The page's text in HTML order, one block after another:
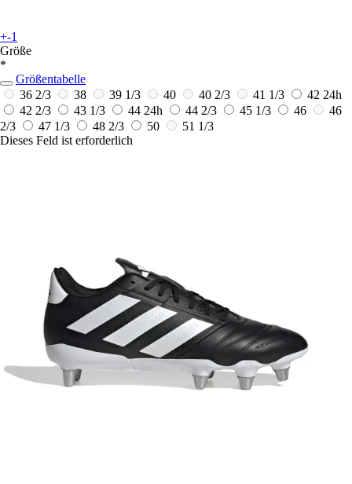
+-1
Größe
*
Größentabelle
36 2/3
38 39 1/3 40 40 2/3 41 1/3 42 24h
42 2/3
43 1/3 44 24h 44 2/3 45 1/3 46
46
2/3
47 1/3 48 2/3 50
51 1/3
Dieses Feld ist erforderlich